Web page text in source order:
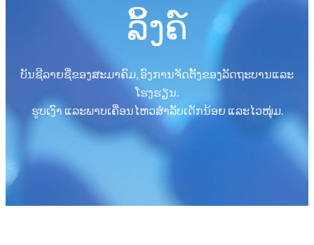
ລິ້ງຄ໌
ບັນຊີລາຍຊື່ຂອງສະມາຄົມ, ອົງການຈັດຕັ້ງຂອງລັດຖະບານແລະ
ໂຮງຮຽນ.
ຮູບເງົາ ແລະພາບເຄື່ອນໄຫວສຳລັບເດັກນ້ອຍ ແລະໄວໜຸ່ມ.